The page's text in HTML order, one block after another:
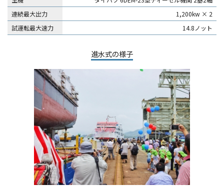
連続最大出力
1,200kw × 2
試運転最大速力
14.8ノット
進水式の様子